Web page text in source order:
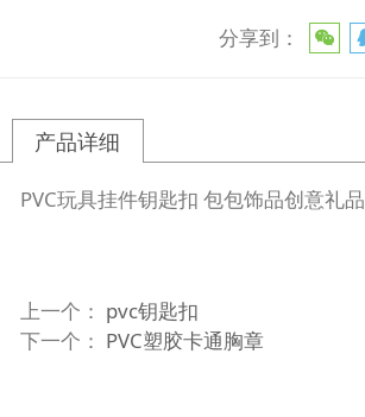
分享到：
产品详细
PVC玩具挂件钥匙扣 包包饰品创意礼品
上一个： pvc钥匙扣
下一个： PVC塑胶卡通胸章